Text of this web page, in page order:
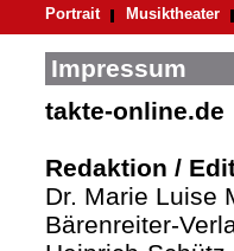
Portrait Musiktheater
Impressum
takte-online.de
Redaktion /
Dr. Marie Luise
Bärenreiter-